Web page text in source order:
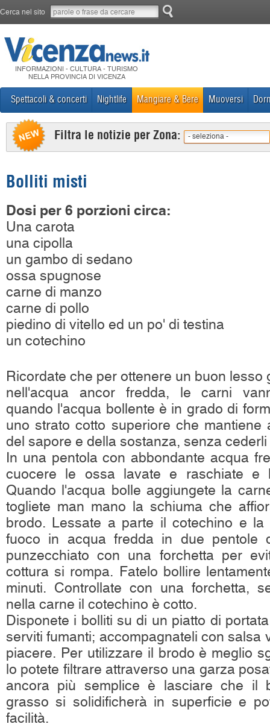
Cerca nel sito
INFORMAZIONI - CULTURA - TURISMO
NELLA PROVINCIA DI VICENZA
Spettacoli & concerti Nightlife Mangiare & Bere Muoversi
Filtra le notizie per Zona: - seleziona -
Bolliti misti
Dosi per 6 porzioni circa:
Una carota
una cipolla
un gambo di sedano
ossa spugnose
carne di manzo
carne di pollo
piedino di vitello ed un po' di testina
un cotechino
Ricordate che per ottenere un buon lesso
nell'acqua ancor fredda, le carni
quando l'acqua bollente è in grado di
uno strato cotto superiore che mantiene
del sapore e della sostanza, senza
In una pentola con abbondante acqua
cuocere le ossa lavate e raschiate e
Quando l'acqua bolle aggiungete la
togliete man mano la schiuma che
brodo. Lessate a parte il cotechino e
fuoco in acqua fredda in due pentole
punzecchiato con una forchetta per
cottura si rompa. Fatelo bollire
minuti. Controllate con una forchetta,
nella carne il cotechino è cotto.
Disponete i bolliti su di un piatto di
serviti fumanti; accompagnateli con salsa
piacere. Per utilizzare il brodo è meglio
lo potete filtrare attraverso una garza
ancora più semplice è lasciare che il
grasso si solidificherà in superficie e
facilità.